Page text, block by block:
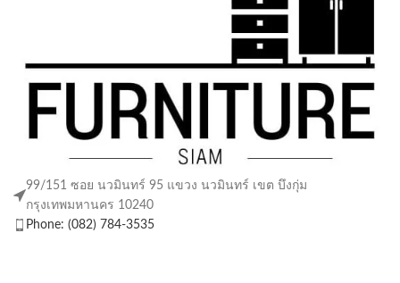
99/151 ซอย นวมินทร์ 95 แขวง นวมินทร์ เขต บึงกุ่ม
กรุงเทพมหานคร 10240
Phone: (082) 784-3535